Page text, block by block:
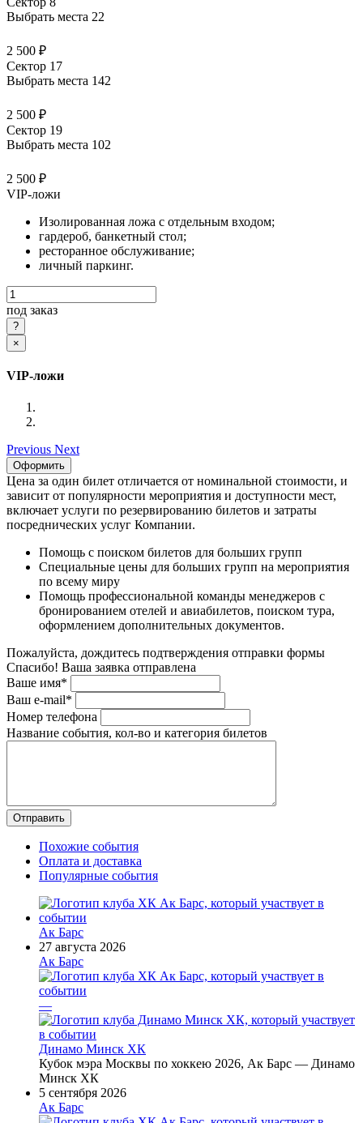
Выбрать места 22
2 500 ₽
Сектор 17
Выбрать места 142
2 500 ₽
Сектор 19
Выбрать места 102
2 500 ₽
VIP-ложи
Изолированная ложа с отдельным входом;
гардероб, банкетный стол;
ресторанное обслуживание;
личный паркинг.
под заказ
×
VIP-ложи
Previous Next
Оформить
Цена за один билет отличается от номинальной стоимости, и
зависит от популярности мероприятия и доступности мест,
включает услуги по резервированию билетов и затраты
посреднических услуг Компании.
Помощь с поиском билетов для больших групп
Специальные цены для больших групп на мероприятия
по всему миру
Помощь профессиональной команды менеджеров с
бронированием отелей и авиабилетов, поиском тура,
оформлением дополнительных документов.
Пожалуйста, дождитесь подтверждения отправки формы
Спасибо! Ваша заявка отправлена
Ваше имя*
Ваш e-mail*
Номер телефона
Название события, кол-во и категория билетов
Похожие события
Оплата и доставка
Популярные события
Ак Барс
27 августа 2026
Ак Барс
—
Динамо Минск ХК
Кубок мэра Москвы по хоккею 2026, Ак Барс — Динамо
Минск ХК
5 сентября 2026
Ак Барс